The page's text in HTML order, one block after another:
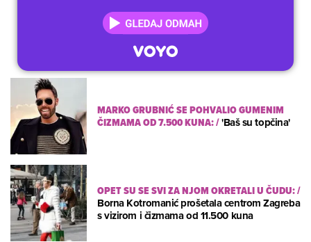
MARKO GRUBNIĆ SE POHVALIO GUMENIM
ČIZMAMA OD 7.500 KUNA:/'Baš su topčina'
OPET SU SE SVI ZA NJOM OKRETALI U ČUDU:/
Borna Kotromanić prošetala centrom Zagreba
s vizirom i čizmama od 11.500 kuna